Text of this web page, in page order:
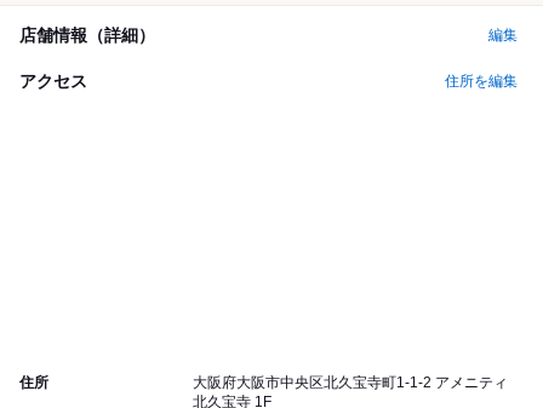
店舗情報（詳細） 編集
アクセス 住所を編集
住所
大阪府大阪市中央区北久宝寺町1-1-2 アメニティ
北久宝寺 1F